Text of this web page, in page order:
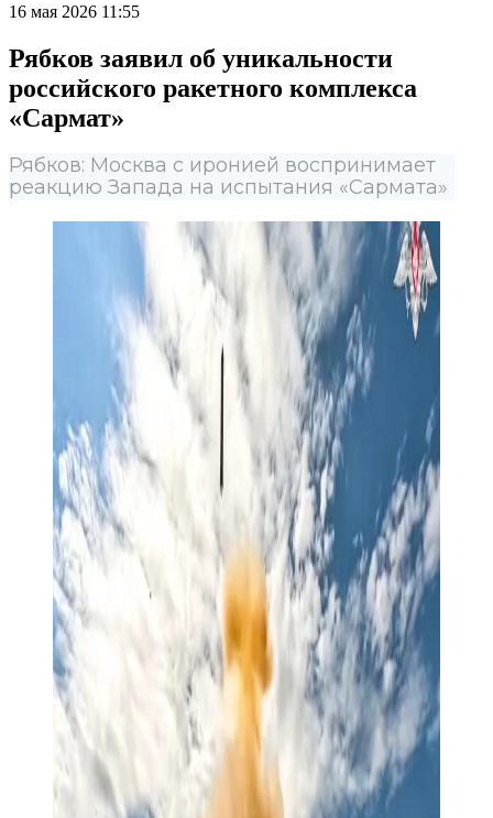
16 мая 2026 11:55
Рябков заявил об уникальности
российского ракетного комплекса
«Сармат»
Рябков: Москва с иронией воспринимает
реакцию Запада на испытания «Сармата»